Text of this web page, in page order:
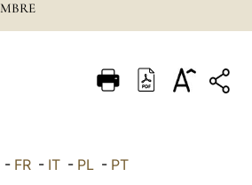
ITALIANO
- FR - IT - PL - PT